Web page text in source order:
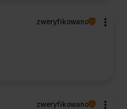
zweryfikowano
zweryfikowano